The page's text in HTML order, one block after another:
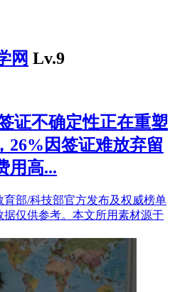
网 Lv.9
证不确定性正在重塑
26%因签证难放弃留
用高...
部/科技部官方发布及权威榜单
仅供参考。本文所用素材源于